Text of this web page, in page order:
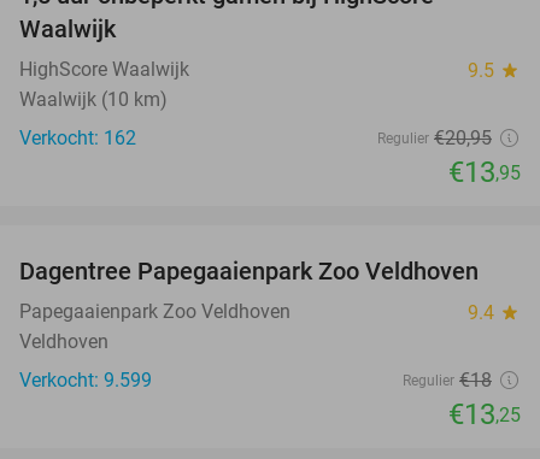
Waalwijk
HighScore Waalwijk 9.5 star
Waalwijk (10 km)
Verkocht: 162
Regulier €20,95
€13,95
26%
Dagentree Papegaaienpark Zoo Veldhoven
Papegaaienpark Zoo Veldhoven 9.4 star
Veldhoven
Verkocht: 9.599
Regulier €18
€13,25